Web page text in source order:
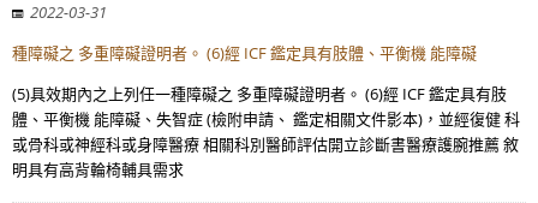
2022-03-31
種障礙之 多重障礙證明者。 (6)經 ICF 鑑定具有肢體、平衡機 能障礙
(5)具效期內之上列任一種障礙之 多重障礙證明者。 (6)經 ICF 鑑定具有肢
體、平衡機 能障礙、失智症 (檢附申請、 鑑定相關文件影本)，並經復健 科
或骨科或神經科或身障醫療 相關科別醫師評估開立診斷書醫療護腕推薦 敘
明具有高背輪椅輔具需求